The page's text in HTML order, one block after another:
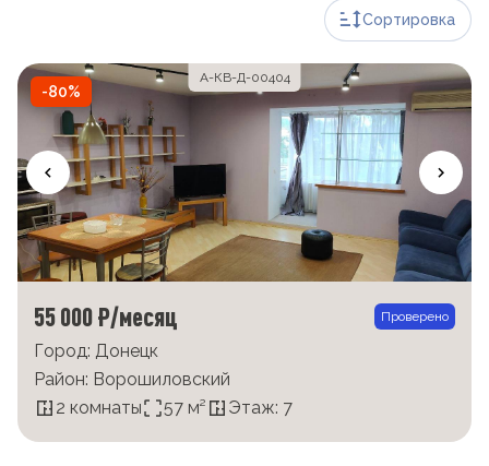
Сортировка
А-КВ-Д-00404
-80%
55 000 ₽/месяц Проверено
Город: Донецк
Район: Ворошиловский
2 комнаты
57 м² Этаж: 7